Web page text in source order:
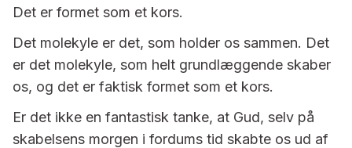
Det er formet som et kors.
Det molekyle er det, som holder os sammen. Det
er det molekyle, som helt grundlæggende skaber
os, og det er faktisk formet som et kors.
Er det ikke en fantastisk tanke, at Gud, selv på
skabelsens morgen i fordums tid skabte os ud af